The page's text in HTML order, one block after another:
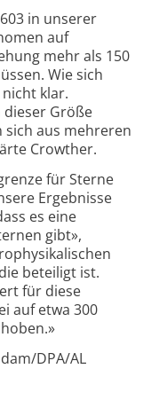
in unserer
auf
mehr als 150
Wie sich
klar.
dieser Größe
sich aus mehreren
Crowther.
für Sterne
Ergebnisse
es eine
gibt»,
beteiligt ist.
für diese
auf etwa 300
DPA/AL